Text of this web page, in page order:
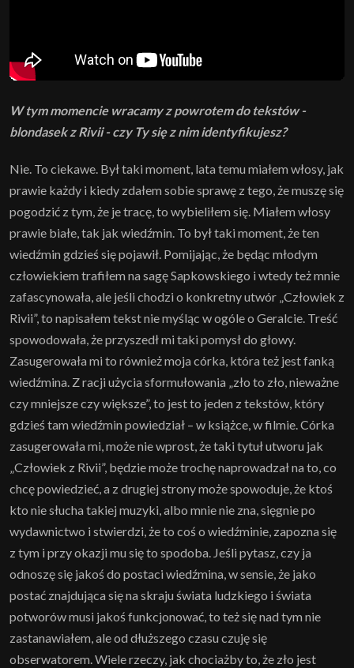
W tym momencie wracamy z powrotem do tekstów -
blondasek z Rivii - czy Ty się z nim identyfikujesz?
Nie. To ciekawe. Był taki moment, lata temu miałem włosy, jak
prawie każdy i kiedy zdałem sobie sprawę z tego, że muszę się
pogodzić z tym, że je tracę, to wybieliłem się. Miałem włosy
prawie białe, tak jak wiedźmin. To był taki moment, że ten
wiedźmin gdzieś się pojawił. Pomijając, że będąc młodym
człowiekiem trafiłem na sagę Sapkowskiego i wtedy też mnie
zafascynowała, ale jeśli chodzi o konkretny utwór „Człowiek z
Rivii”, to napisałem tekst nie myśląc w ogóle o Geralcie. Treść
spowodowała, że przyszedł mi taki pomysł do głowy.
Zasugerowała mi to również moja córka, która też jest fanką
wiedźmina. Z racji użycia sformułowania „zło to zło, nieważne
czy mniejsze czy większe”, to jest to jeden z tekstów, który
gdzieś tam wiedźmin powiedział – w książce, w filmie. Córka
zasugerowała mi, może nie wprost, że taki tytuł utworu jak
„Człowiek z Rivii”, będzie może trochę naprowadzał na to, co
chcę powiedzieć, a z drugiej strony może spowoduje, że ktoś
kto nie słucha takiej muzyki, albo mnie nie zna, sięgnie po
wydawnictwo i stwierdzi, że to coś o wiedźminie, zapozna się
z tym i przy okazji mu się to spodoba. Jeśli pytasz, czy ja
odnoszę się jakoś do postaci wiedźmina, w sensie, że jako
postać znajdująca się na skraju świata ludzkiego i świata
potworów musi jakoś funkcjonować, to też się nad tym nie
zastanawiałem, ale od dłuższego czasu czuję się
obserwatorem. Wiele rzeczy, jak chociażby to, że zło jest